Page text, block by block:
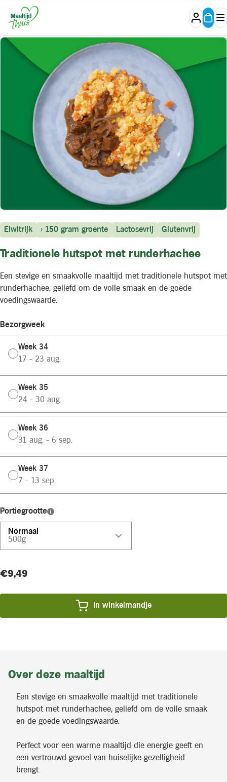
Eiwitrijk > 150 gram groente Lactosevrij Glutenvrij
Traditionele hutspot met runderhachee
Een stevige en smaakvolle maaltijd met traditionele hutspot met
runderhachee, geliefd om de volle smaak en de goede
voedingswaarde.
Bezorgweek
Week 34
17 - 23 aug.
Week 35
24 - 30 aug.
Week 36
31 aug. - 6 sep.
Week 37
7 - 13 sep.
Portiegrootte
Normaal
500g
Huidige
Product
€9,49
In winkelmandje
Over deze maaltijd
Een stevige en smaakvolle maaltijd met traditionele
hutspot met runderhachee, geliefd om de volle smaak
en de goede voedingswaarde.
Perfect voor een warme maaltijd die energie geeft en
een vertrouwd gevoel van huiselijke gezelligheid
brengt.